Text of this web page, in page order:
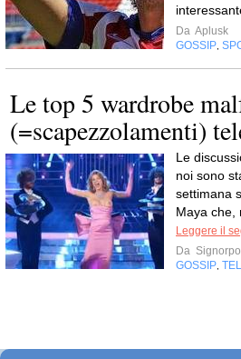
Da Aplusk
GOSSIP
Le top 5 wardrobe
(=scapezzolamenti)
Le
noi sono
settimana
Maya che,
Leggere il
Da
GOSSIP